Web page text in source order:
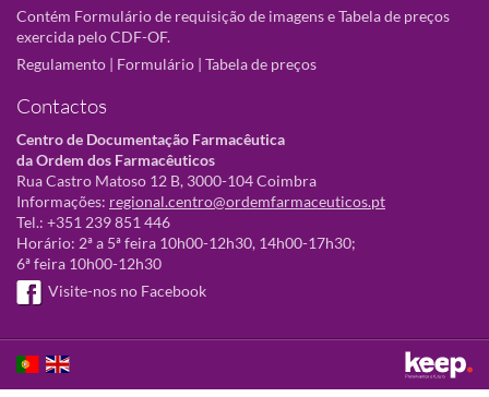
Contém Formulário de requisição de imagens e Tabela de preços
exercida pelo CDF-OF.
Regulamento | Formulário | Tabela de preços
Contactos
Centro de Documentação Farmacêutica
da Ordem dos Farmacêuticos
Rua Castro Matoso 12 B, 3000-104 Coimbra
Informações: regional.centro@ordemfarmaceuticos.pt
Tel.: +351 239 851 446
Horário: 2ª a 5ª feira 10h00-12h30, 14h00-17h30;
6ª feira 10h00-12h30
Visite-nos no Facebook